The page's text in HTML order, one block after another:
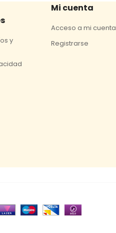
y
Mi cuenta
Acceso a mi cuenta
Registrarse